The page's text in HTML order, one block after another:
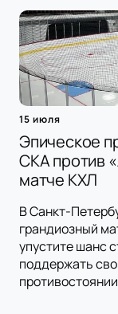
15 июля
Эпическое
СКА против
матче КХЛ
В Санкт-
грандиозный
упустите шанс
поддержать